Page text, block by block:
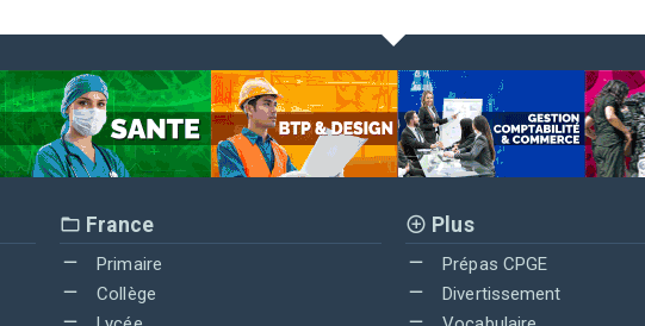
France
Primaire
Collège
Plus
Prépas CPGE
Divertissement